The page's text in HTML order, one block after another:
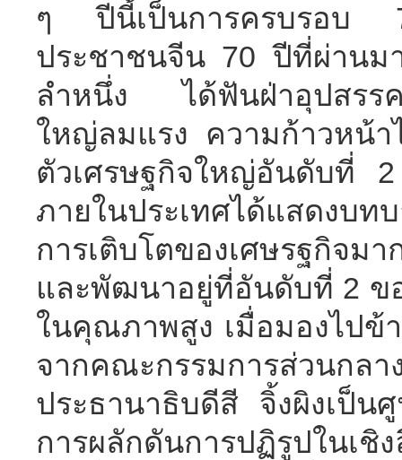
ๆ ปีนี้เป็นการครบรอบ
ประชาชนจีน 70 ปีที่ผ่านม
ลำหนึ่ง ได้ฟันฝ่าอุปสรรค
ใหญ่ลมแรง ความก้าวหน้
ตัวเศรษฐกิจใหญ่อันดับที่
ภายในประเทศได้แสดงบท
การเติบโตของเศษรฐกิจม
และพัฒนาอยู่ที่อันดับที่ 2 ข
ในคุณภาพสูง เมื่อมองไปข้
จากคณะกรรมการส่วนก
ประธานาธิบดีสี จิ้งผิงเป็น
การผลักดันการปฏิรูปในเชิ